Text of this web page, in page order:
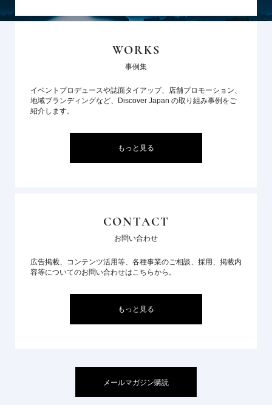
WORKS
事例集
イベントプロデュースや誌面タイアップ、店舗プロモーション、
地域ブランディングなど、Discover Japan の取り組み事例をご
紹介します。
もっと見る
CONTACT
お問い合わせ
広告掲載、コンテンツ活用等、各種事業のご相談、採用、掲載内
容等についてのお問い合わせはこちらから。
もっと見る
メールマガジン購読